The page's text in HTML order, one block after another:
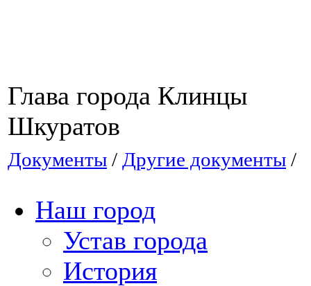
Глава
Шкуратов
Документы / Другие документы /
Наш город
Устав города
История